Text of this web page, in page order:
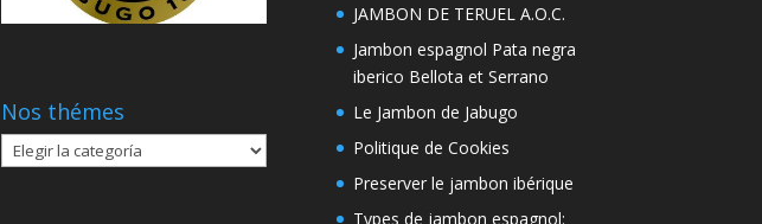
Nos thémes
Nos
thémes
JAMBON DE TERUEL A.O.C.
Jambon espagnol Pata negra
iberico Bellota et Serrano
Le Jambon de Jabugo
Politique de Cookies
Preserver le jambon ibérique
Types de jambon espagnol: